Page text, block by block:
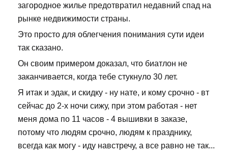
загородное жилье предотвратил недавний спад на
рынке недвижимости страны.
Это просто для облегчения понимания сути идеи
так сказано.
Он своим примером доказал, что биатлон не
заканчивается, когда тебе стукнуло 30 лет.
Я итак и эдак, и скидку - ну нате, и кому срочно - вт
сейчас до 2-х ночи сижу, при этом работая - нет
меня дома по 11 часов - 4 вышивки в заказе,
потому что людям срочно, людям к празднику,
всегда как могу - иду навстречу, а все равно не так...